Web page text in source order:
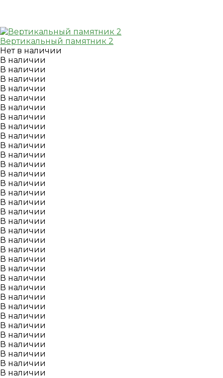
Вертикальный памятник 2
Нет в наличии
В наличии
В наличии
В наличии
В наличии
В наличии
В наличии
В наличии
В наличии
В наличии
В наличии
В наличии
В наличии
В наличии
В наличии
В наличии
В наличии
В наличии
В наличии
В наличии
В наличии
В наличии
В наличии
В наличии
В наличии
В наличии
В наличии
В наличии
В наличии
В наличии
В наличии
В наличии
В наличии
В наличии
В наличии